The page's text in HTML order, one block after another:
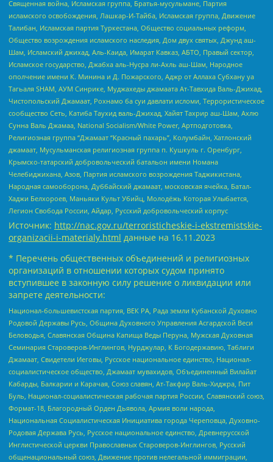
Священная война, Исламская группа, Братья-мусульмане, Партия
исламского освобождения, Лашкар-И-Тайба, Исламская группа, Движение
Талибан, Исламская партия Туркестана, Общество социальных реформ,
Общество возрождения исламского наследия, Дом двух святых, Джунд аш-
Шам, Исламский джихад, Аль-Каида, Имарат Кавказ, АБТО, Правый сектор,
Исламское государство, Джабха аль-Нусра ли-Ахль аш-Шам, Народное
ополчение имени К. Минина и Д. Пожарского, Аджр от Аллаха Субхану уа
Тагьаля SHAM, АУМ Синрике, Муджахеды джамаата Ат-Тавхида Валь-Джихад,
Чистопольский Джамаат, Рохнамо ба суи давлати исломи, Террористическое
сообщество Сеть, Катиба Таухид валь-Джихад, Хайят Тахрир аш-Шам, Ахлю
Сунна Валь Джамаа, National Socialism/White Power, Артподготовка,
Религиозная группа “Джамаат “Красный пахарь”, Колумбайн, Хатлонский
джамаат, Мусульманская религиозная группа п. Кушкуль г. Оренбург,
Крымско-татарский добровольческий батальон имени Номана
Челебиджихана, Азов, Партия исламского возрождения Таджикистана,
Народная самооборона, Дуббайский джамаат, московская ячейка, Батал-
Хаджи Белхороев, Маньяки Культ Убийц, Молодёжь Которая Улыбается,
Легион Свобода России, Айдар, Русский добровольческий корпус
Источник: http://nac.gov.ru/terroristicheskie-i-ekstremistskie-
organizacii-i-materialy.html данные на 16.11.2023
* Перечень общественных объединений и религиозных
организаций в отношении которых судом принято
вступившее в законную силу решение о ликвидации или
запрете деятельности:
Национал-большевистская партия, ВЕК РА, Рада земли Кубанской Духовно
Родовой Державы Русь, Община Духовного Управления Асгардской Веси
Беловодья, Славянская Община Капища Веды Перуна, Мужская Духовная
Семинария Староверов-Инглингов, Нурджулар, К Богодержавию, Таблиги
Джамаат, Свидетели Иеговы, Русское национальное единство, Национал-
социалистическое общество, Джамаат мувахидов, Объединенный Вилайат
Кабарды, Балкарии и Карачая, Союз славян, Ат-Такфир Валь-Хиджра, Пит
Буль, Национал-социалистическая рабочая партия России, Славянский союз,
Формат-18, Благородный Орден Дьявола, Армия воли народа,
Национальная Социалистическая Инициатива города Череповца, Духовно-
Родовая Держава Русь, Русское национальное единство, Древнерусской
Инглистической церкви Православных Староверов-Инглингов, Русский
общенациональный союз, Движение против нелегальной иммиграции,